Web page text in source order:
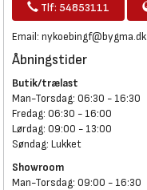
Tlf: 54853111
Email: nykoebingf@bygma.dk
Åbningstider
Butik/trælast
Man-Torsdag: 06:30 - 16:30
Fredag: 06:30 - 16:00
Lørdag: 09:00 - 13:00
Søndag: Lukket
Showroom
Man-Torsdag: 09:00 - 16:30